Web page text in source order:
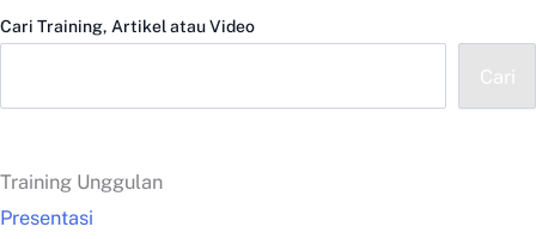
Cari Training, Artikel atau Video
Cari
Training Unggulan
Presentasi